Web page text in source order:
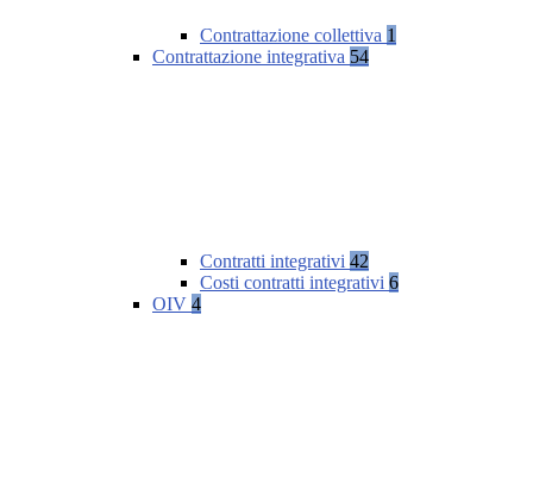
Contrattazione collettiva 1
Contrattazione integrativa 54
Contratti integrativi 42
Costi contratti integrativi 6
OIV 4